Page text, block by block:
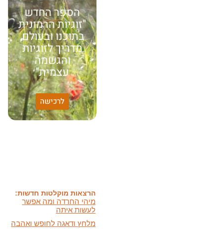
הספר החדש
"זוגיות הרמונית
בתוכנו ובעולם,
מדריך לזוגיות
והגשמה
עצמית"
לרכישההאמונה שלי:
שונות היא שפע של אפשרויות,
עד שנותנים לה שם וקוראים
לעשות איתה
מלחץ ודאגה לחופש ואהבה
ועוד